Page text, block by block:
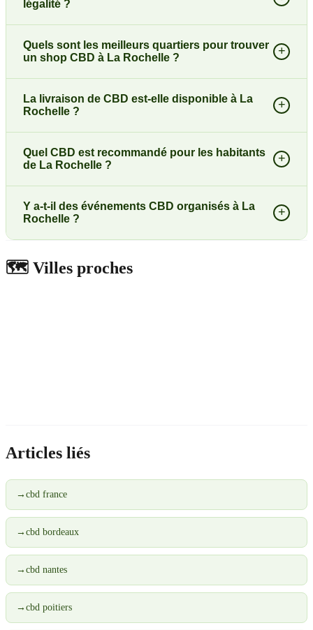
légalité ?
Quels sont les meilleurs quartiers pour trouver
un shop CBD à La Rochelle ?
+
La livraison de CBD est-elle disponible à La
Rochelle ?
+
Quel CBD est recommandé pour les habitants
de La Rochelle ?
+
Y a-t-il des événements CBD organisés à La
Rochelle ?
+
🗺️ Villes proches
Articles liés
→ cbd france
→ cbd bordeaux
→ cbd nantes
→ cbd poitiers